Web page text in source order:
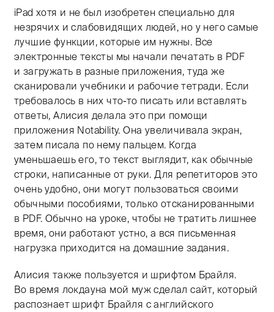
iPad хотя и не был изобретен специально для
незрячих и слабовидящих людей, но у него самые
лучшие функции, которые им нужны. Все
электронные тексты мы начали печатать в PDF
и загружать в разные приложения, туда же
сканировали учебники и рабочие тетради. Если
требовалось в них что-то писать или вставлять
ответы, Алисия делала это при помощи
приложения Notability. Она увеличивала экран,
затем писала по нему пальцем. Когда
уменьшаешь его, то текст выглядит, как обычные
строки, написанные от руки. Для репетиторов это
очень удобно, они могут пользоваться своими
обычными пособиями, только отсканированными
в PDF. Обычно на уроке, чтобы не тратить лишнее
время, они работают устно, а вся письменная
нагрузка приходится на домашние задания.
Алисия также пользуется и шрифтом Брайля.
Во время локдауна мой муж сделал сайт, который
распознает шрифт Брайля с английского